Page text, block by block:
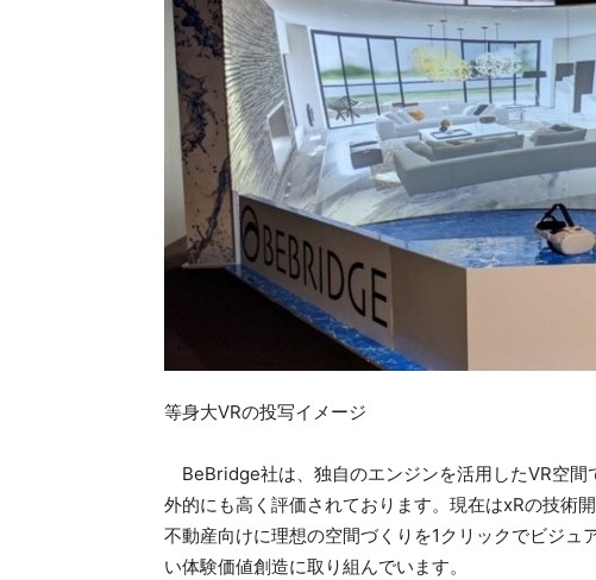
等身大VRの投写イメージ
BeBridge社は、独自のエンジンを活用したVR空間
外的にも高く評価されております。現在はxRの技術
不動産向けに理想の空間づくりを1クリックでビジュ
い体験価値創造に取り組んでいます。